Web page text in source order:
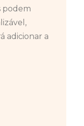
podem
adicionar a